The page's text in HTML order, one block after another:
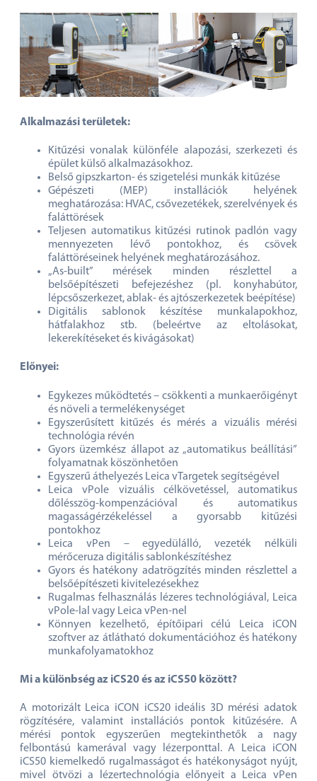
Alkalmazási területek:
Kitűzési vonalak különféle alapozási, szerkezeti és
épület külső alkalmazásokhoz.
Belső gipszkarton- és szigetelési munkák kitűzése
Gépészeti (MEP) installációk helyének
meghatározása: HVAC, csővezetékek, szerelvények és
faláttörések
Teljesen automatikus kitűzési rutinok padlón vagy
mennyezeten lévő pontokhoz, és csövek
faláttöréseinek helyének meghatározásához.
„As-built” mérések minden részlettel a
belsőépítészeti befejezéshez (pl. konyhabútor,
lépcsőszerkezet, ablak- és ajtószerkezetek beépítése)
Digitális sablonok készítése munkalapokhoz,
hátfalakhoz stb. (beleértve az eltolásokat,
lekerekítéseket és kivágásokat)
Előnyei:
Egykezes működtetés – csökkenti a munkaerőigényt
és növeli a termelékenységet
Egyszerűsített kitűzés és mérés a vizuális mérési
technológia révén
Gyors üzemkész állapot az „automatikus beállítási”
folyamatnak köszönhetően
Egyszerű áthelyezés Leica vTargetek segítségével
Leica vPole vizuális célkövetéssel, automatikus
dőlésszög-kompenzációval és automatikus
magasságérzékeléssel a gyorsabb kitűzési
pontokhoz
Leica vPen – egyedülálló, vezeték nélküli
mérőceruza digitális sablonkészítéshez
Gyors és hatékony adatrögzítés minden részlettel a
belsőépítészeti kivitelezésekhez
Rugalmas felhasználás lézeres technológiával, Leica
vPole-lal vagy Leica vPen-nel
Könnyen kezelhető, építőipari célú Leica iCON
szoftver az átlátható dokumentációhoz és hatékony
munkafolyamatokhoz
Mi a különbség az iCS20 és az iCS50 között?
A motorizált Leica iCON iCS20 ideális 3D mérési adatok
rögzítésére, valamint installációs pontok kitűzésére. A
mérési pontok egyszerűen megtekinthetők a nagy
felbontású kamerával vagy lézerponttal. A Leica iCON
iCS50 kiemelkedő rugalmasságot és hatékonyságot nyújt,
mivel ötvözi a lézertechnológia előnyeit a Leica vPen